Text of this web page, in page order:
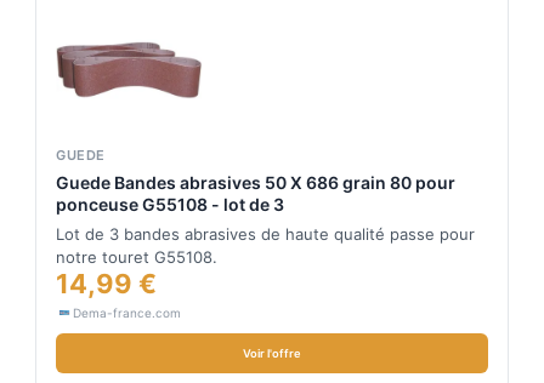
GUEDE
Guede Bandes abrasives 50 X 686 grain 80 pour
ponceuse G55108 - lot de 3
Lot de 3 bandes abrasives de haute qualité passe pour
notre touret G55108.
14,99 €
Dema-france.com
Voir l'offre